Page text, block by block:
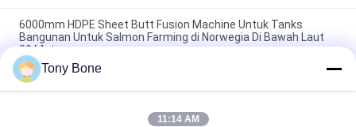
6000mm HDPE Sheet Butt Fusion Machine Untuk Tanks
Bangunan Untuk Salmon Farming di Norwegia Di Bawah Laut
20 Meter
Mesin Las Tepi Lembaran HDPE 3M Dipasang di Pabrik
Terbesar di Prancis
Tony Bone
11:14 AM